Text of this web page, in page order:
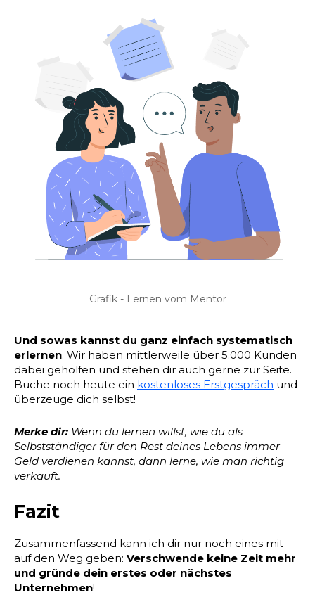
Grafik - Lernen vom Mentor
Und sowas kannst du ganz einfach systematisch
erlernen. Wir haben mittlerweile über 5.000 Kunden
dabei geholfen und stehen dir auch gerne zur Seite.
Buche noch heute ein kostenloses Erstgespräch und
überzeuge dich selbst!
Merke dir: Wenn du lernen willst, wie du als
Selbstständiger für den Rest deines Lebens immer
Geld verdienen kannst, dann lerne, wie man richtig
verkauft.
Fazit
Zusammenfassend kann ich dir nur noch eines mit
auf den Weg geben: Verschwende keine Zeit mehr
und gründe dein erstes oder nächstes
Unternehmen!